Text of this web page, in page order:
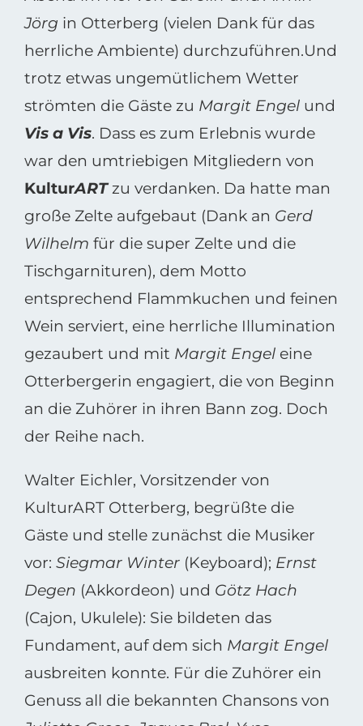
Jörg in Otterberg (vielen Dank für das
herrliche Ambiente) durchzuführen.Und
trotz etwas ungemütlichem Wetter
strömten die Gäste zu Margit Engelund
Vis a Vis. Dass es zum Erlebnis wurde
war den umtriebigen Mitgliedern von
KulturARTzu verdanken. Da hatte man
große Zelte aufgebaut (Dank an Gerd
Wilhelm für die super Zelte und die
Tischgarnituren), dem Motto
entsprechend Flammkuchen und feinen
Wein serviert, eine herrliche Illumination
gezaubert und mit Margit Engeleine
Otterbergerin engagiert, die von Beginn
an die Zuhörer in ihren Bann zog. Doch
der Reihe nach.
Walter Eichler, Vorsitzender von
KulturART Otterberg, begrüßte die
Gäste und stelle zunächst die Musiker
vor: Siegmar Winter(Keyboard); Ernst
Degen (Akkordeon) und Götz Hach
(Cajon, Ukulele): Sie bildeten das
Fundament, auf dem sich Margit Engel
ausbreiten konnte. Für die Zuhörer ein
Genuss all die bekannten Chansons von